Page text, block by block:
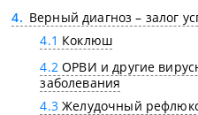
4
Верный диагноз – залог
4.1 Коклюш
4.2ОРВИ и другие
заболевания
4.3Желудочный